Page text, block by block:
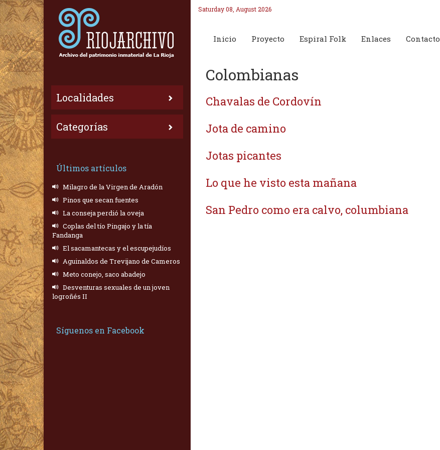
Localidades
Categorías
Últimos artículos
Milagro de la Virgen de Aradón
Pinos que secan fuentes
La conseja perdió la oveja
Coplas del tío Pingajo y la tía
Fandanga
El sacamantecas y el escupejudíos
Aguinaldos de Trevijano de Cameros
Meto conejo, saco abadejo
Desventuras sexuales de un joven
logroñés II
Síguenos en Facebook
Saturday 08, August 2026
Inicio Proyecto Espiral Folk Enlaces Contacto
Colombianas
Chavalas de Cordovín
Jota de camino
Jotas picantes
Lo que he visto esta mañana
San Pedro como era calvo, columbiana